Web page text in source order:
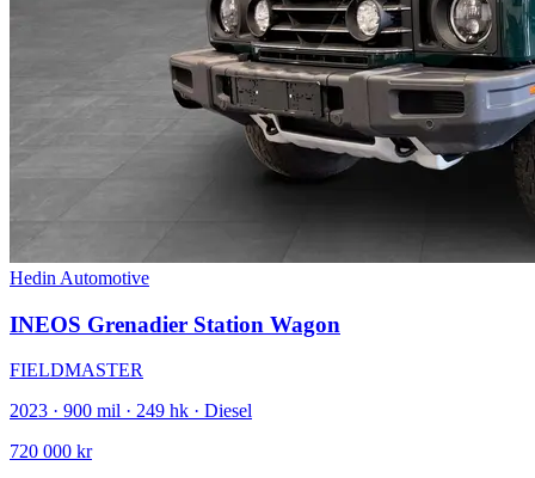
Hedin Automotive
INEOS Grenadier Station Wagon
FIELDMASTER
2023 · 900 mil · 249 hk · Diesel
720 000 kr